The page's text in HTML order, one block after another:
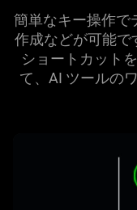
簡単なキー操作で
作成などが可能で
ショートカット
て、AI ツールの